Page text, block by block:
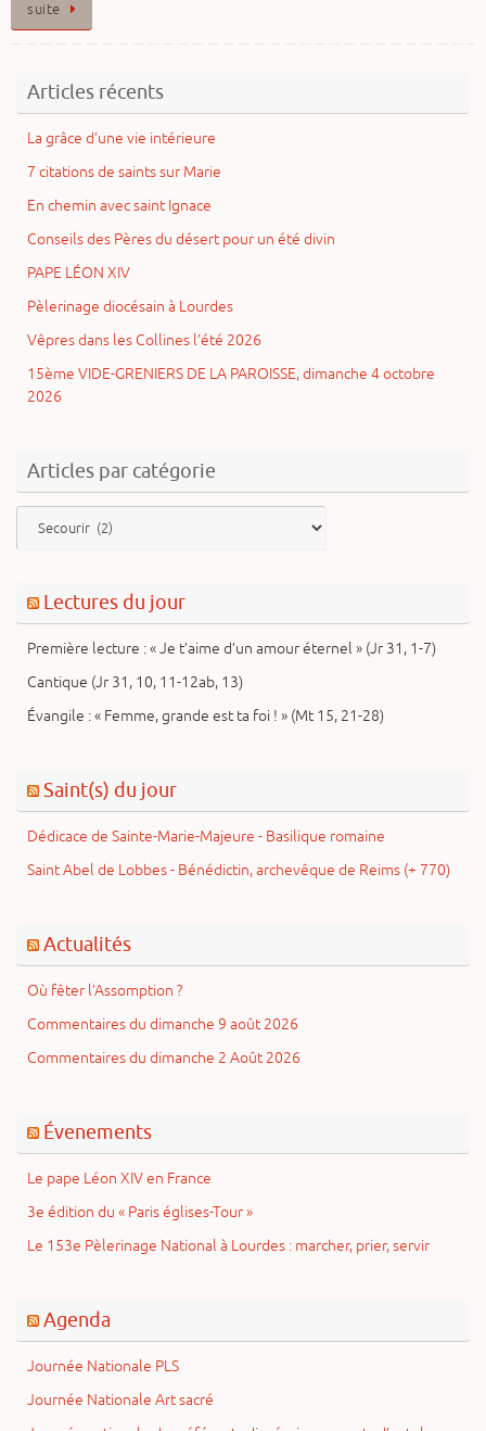
suite
Articles récents
La grâce d’une vie intérieure
7 citations de saints sur Marie
En chemin avec saint Ignace
Conseils des Pères du désert pour un été divin
PAPE LÉON XIV
Pèlerinage diocésain à Lourdes
Vêpres dans les Collines l’été 2026
15ème VIDE-GRENIERS DE LA PAROISSE, dimanche 4 octobre
2026
Articles par catégorie
Lectures du jour
Première lecture : « Je t’aime d’un amour éternel » (Jr 31, 1-7)
Cantique (Jr 31, 10, 11-12ab, 13)
Évangile : « Femme, grande est ta foi ! » (Mt 15, 21-28)
Saint(s) du jour
Dédicace de Sainte-Marie-Majeure - Basilique romaine
Saint Abel de Lobbes - Bénédictin, archevêque de Reims (+ 770)
Actualités
Où fêter l’Assomption ?
Commentaires du dimanche 9 août 2026
Commentaires du dimanche 2 Août 2026
Évenements
Le pape Léon XIV en France
3e édition du « Paris églises-Tour »
Le 153e Pèlerinage National à Lourdes : marcher, prier, servir
Agenda
Journée Nationale PLS
Journée Nationale Art sacré